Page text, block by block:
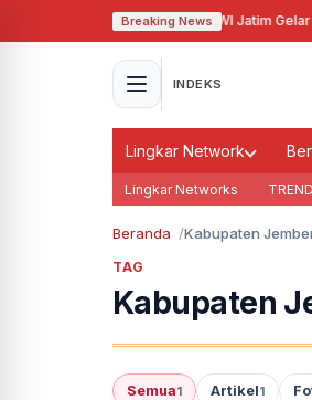
Breaking News
2025 dan HUT PWI ke-79, PWI Jatim Gelar
INDEKS
Lingkar Network
Lingkar Networks
Beranda Kabupaten
TAG
Kabupaten
Semua1 Artikel1